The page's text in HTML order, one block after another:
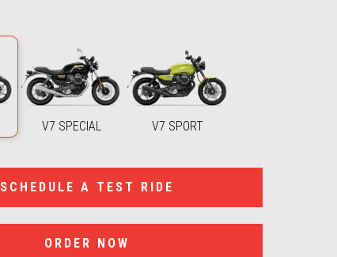
V7 SPECIAL V7 SPORT
SCHEDULE A TEST RIDE
ORDER NOW